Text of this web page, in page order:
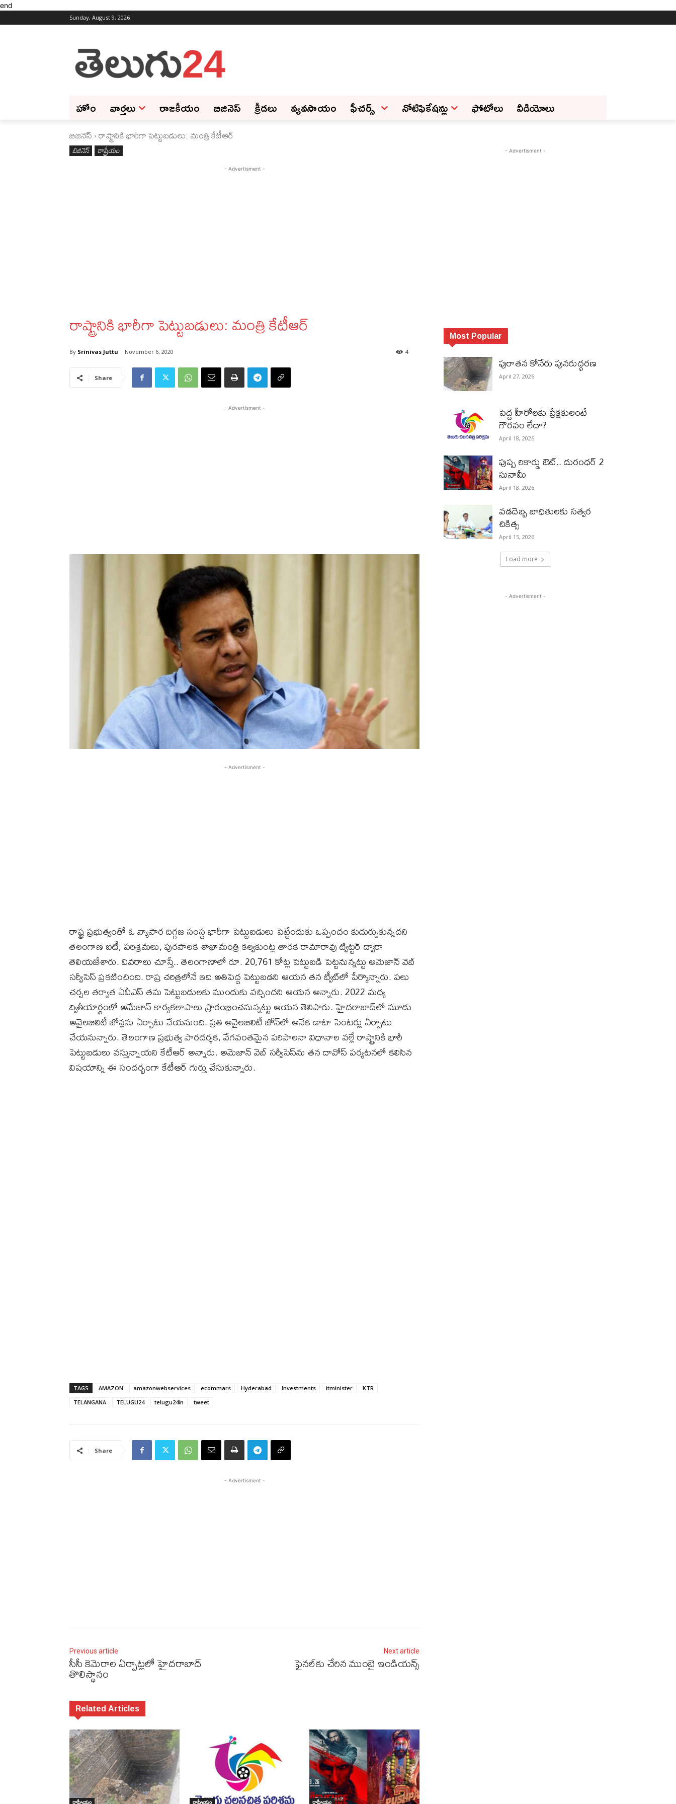
end
Sunday, August 9, 2026
హోం వార్తలు రాజకీయం బిజినెస్‌ క్రీడలు వ్యవసాయం ఫీచ‌ర్స్ ‌ నోటిఫికేషన్లు ఫోటోలు వీడియోలు
బిజినెస్‌ రాష్ట్రానికి భారీగా పెట్టుబడులు: మంత్రి కేటీఆర్‌
బిజినెస్‌ రాష్ట్రీయం
- Advertisment -
రాష్ట్రానికి భారీగా పెట్టుబడులు: మంత్రి కేటీఆర్‌
By Srinivas Juttu November 6, 2020 4
Share
- Advertisment -
- Advertisment -
రాష్ట్ర ప్రభుత్వంతో ఓ వ్యాపార దిగ్గజ సంస్థ భారీగా పెట్టుబడులు పెట్టేందుకు ఒప్పందం కుదుర్చుకున్నదని
తెలంగాణ ఐటీ, పరిశ్రమలు, పురపాలక శాఖామంత్రి కల్వకుంట్ల తారక రామారావు ట్విట్టర్‌ ద్వారా
తెలియజేశారు. వివరాలు చూస్తే.. తెలంగాణాలో రూ. 20,761 కోట్ల పెట్టుబడి పెట్టనున్నట్టు అమెజాన్ వెబ్
సర్వీసెస్ ప్రకటించింది. రాష్ర చరిత్రలోనే ఇది అతిపెద్ద పెట్టుబడని ఆయన తన ట్వీట్‌లో పేర్కొన్నారు. పలు
చర్చల తర్వాత ఏవీఎస్ తమ పెట్టుబడులకు ముందుకు వచ్చిందని ఆయన అన్నారు. 2022 మధ్య
ద్వితీయార్థంలో అమేజాన్ కార్యకలాపాలు ప్రారంభించనున్నట్టు ఆయన తెలిపారు. హైదరాబాద్‌లో మూడు
అవైలబిలిటీ జోన్లను ఏర్పాటు చేయనుంది. ప్రతి అవైలబిలిటీ జోన్‌లో అనేక డాటా సెంటర్లు ఏర్పాటు
చేయనున్నారు. తెలంగాణ ప్రభుత్వ పారదర్శక, వేగవంతమైన పరిపాలనా విధానాల వల్లే రాష్ట్రానికి భారీ
పెట్టుబడులు వస్తున్నాయని కేటీఆర్ అన్నారు. అమెజాన్ వెబ్ సర్వీసెస్‌ను తన దావోస్ పర్యటనలో కలిసిన
విషయాన్ని ఈ సందర్భంగా కేటీఆర్ గుర్తు చేసుకున్నారు.
TAGS AMAZON amazonwebservices ecommars Hyderabad Investments itminister
KTR
TELANGANA
TELUGU24 telugu24in tweet
Share
- Advertisment -
Previous article
సీసీ కెమెరాల ఏర్పాట్లలో హైదరాబాద్‌
తొలిస్థానం
Next article
ఫైనల్‌కు చేరిన ముంబై ఇండియన్స్‌
Related Articles
రాష్ట్రీయం రాష్ట్రీయం రాష్ట్రీయం
- Advertisment -
Most Popular
పురాత‌న కోనేరు పున‌రుద్ధ‌ర‌ణ
April 27, 2026
పెద్ద హీరోల‌కు ప్రేక్ష‌కులంటే
గౌర‌వం లేదా?
April 18, 2026
పుష్ప రికార్డు ఔట్‌.. దురంధ‌ర్ 2
సునామీ
April 18, 2026
వడదెబ్బ బాధితులకు సత్వర
చికిత్స
April 15, 2026
Load more
- Advertisment -